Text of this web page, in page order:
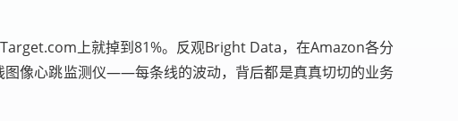
上就掉到81%。反观Bright Data，在Amazon各分
图像心跳监测仪——每条线的波动，背后都是真真切切的业务